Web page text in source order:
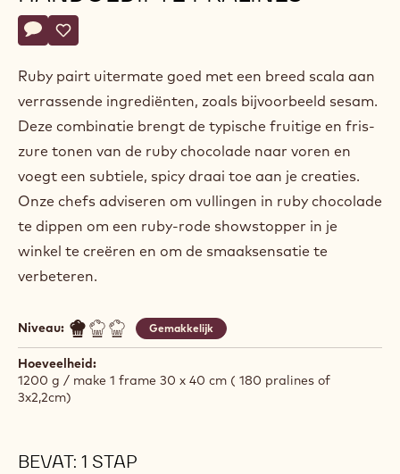
Actions
Schrijf een commentaar op
- Ruby pralinevulling voor handgedipte pralines
Opslaan
- Ruby pralinevulling voor handgedipte pralines
Ruby pairt uitermate goed met een breed scala aan
verrassende ingrediënten, zoals bijvoorbeeld sesam.
Deze combinatie brengt de typische fruitige en fris-
zure tonen van de ruby chocolade naar voren en
voegt een subtiele, spicy draai toe aan je creaties.
Onze chefs adviseren om vullingen in ruby chocolade
te dippen om een ruby-rode showstopper in je
winkel te creëren en om de smaaksensatie te
verbeteren.
Niveau: Gemakkelijk
Hoeveelheid:
1200 g / make 1 frame 30 x 40 cm ( 180 pralines of
3x2,2cm)
BEVAT: 1 STAP